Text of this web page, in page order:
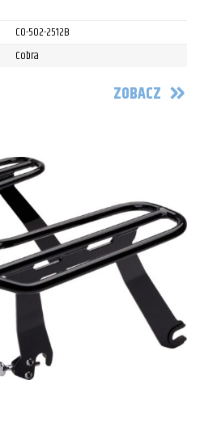
CO-502-2512B
Cobra
ZOBACZ